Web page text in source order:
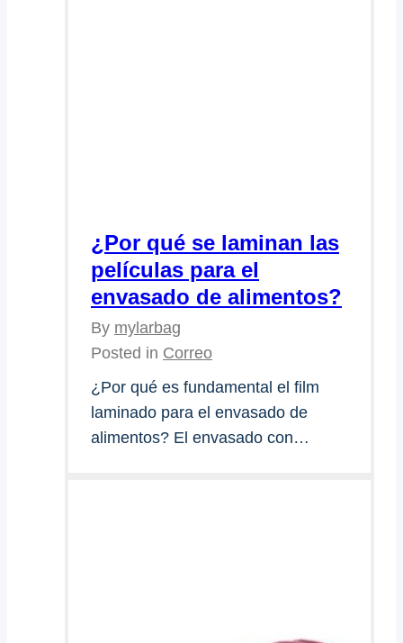
¿Por qué se laminan las
películas para el
envasado de alimentos?
By mylarbag
Posted in Correo
¿Por qué es fundamental el film
laminado para el envasado de
alimentos? El envasado con…